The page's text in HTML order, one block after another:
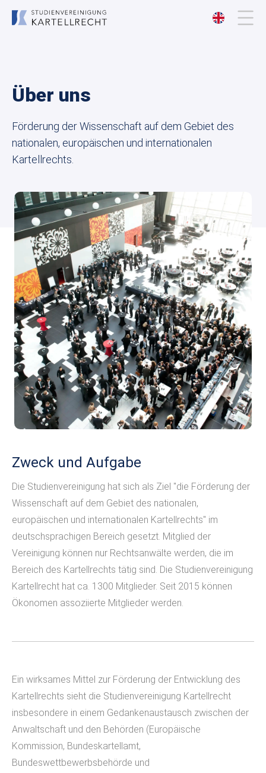
Mitgliedschaft
Veranstaltungen
Kontakt
Über uns
Förderung der Wissenschaft auf dem Gebiet des
nationalen, europäischen und internationalen
Kartellrechts.
Zweck und Aufgabe
Die Studienvereinigung hat sich als Ziel "die Förderung der
Wissenschaft auf dem Gebiet des nationalen,
europäischen und internationalen Kartellrechts" im
deutschsprachigen Bereich gesetzt. Mitglied der
Vereinigung können nur Rechtsanwälte werden, die im
Bereich des Kartellrechts tätig sind. Die Studienvereinigung
Kartellrecht hat ca. 1300 Mitglieder. Seit 2015 können
Ökonomen assoziierte Mitglieder werden.
Ein wirksames Mittel zur Förderung der Entwicklung des
Kartellrechts sieht die Studienvereinigung Kartellrecht
insbesondere in einem Gedankenaustausch zwischen der
Anwaltschaft und den Behörden (Europäische
Kommission, Bundeskartellamt,
Bundeswettbewerbsbehörde und